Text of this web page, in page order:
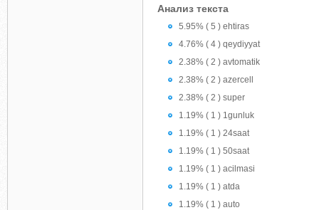
Анализ текста
5.95% ( 5 ) ehtiras
4.76% ( 4 ) qeydiyyat
2.38% ( 2 ) avtomatik
2.38% ( 2 ) azercell
2.38% ( 2 ) super
1.19% ( 1 ) 1gunluk
1.19% ( 1 ) 24saat
1.19% ( 1 ) 50saat
1.19% ( 1 ) acilmasi
1.19% ( 1 ) atda
1.19% ( 1 ) auto